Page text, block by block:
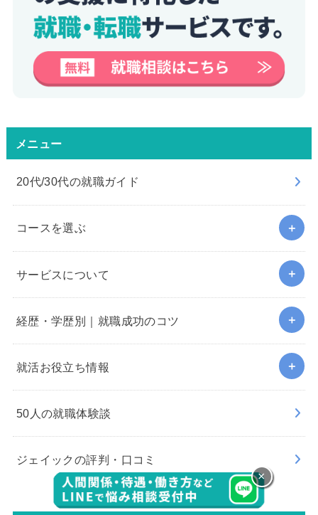
メニュー
20代/30代の就職ガイド
コースを選ぶ
サービスについて
経歴・学歴別｜就職成功のコツ
就活お役立ち情報
50人の就職体験談
ジェイックの評判・口コミ
×